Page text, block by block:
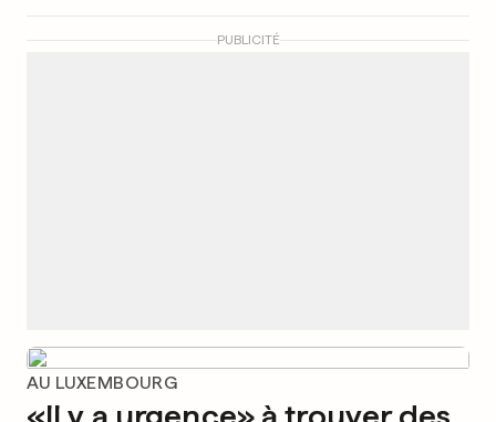
PUBLICITÉ
AU LUXEMBOURG